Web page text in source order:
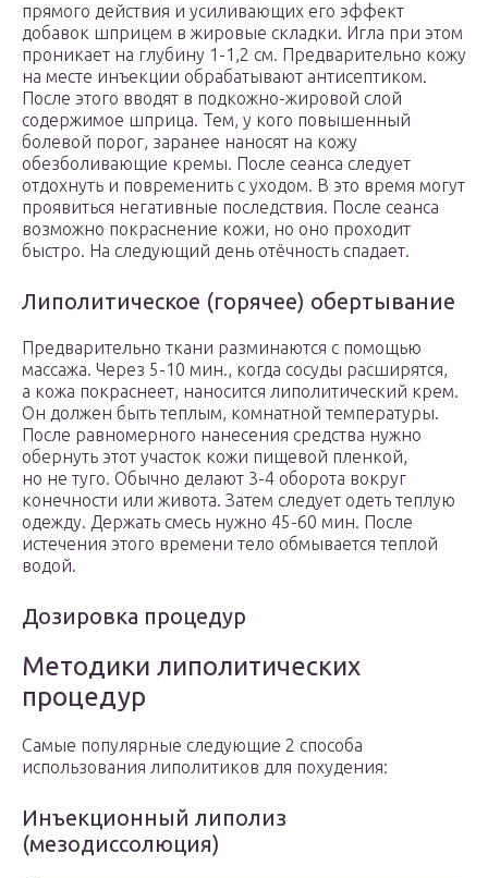
прямого действия и усиливающих его эффект
добавок шприцем в жировые складки. Игла при этом
проникает на глубину 1-1,2 см. Предварительно кожу
на месте инъекции обрабатывают антисептиком.
После этого вводят в подкожно-жировой слой
содержимое шприца. Тем, у кого повышенный
болевой порог, заранее наносят на кожу
обезболивающие кремы. После сеанса следует
отдохнуть и повременить с уходом. В это время могут
проявиться негативные последствия. После сеанса
возможно покраснение кожи, но оно проходит
быстро. На следующий день отёчность спадает.
Липолитическое (горячее) обертывание
Предварительно ткани разминаются с помощью
массажа. Через 5-10 мин., когда сосуды расширятся,
а кожа покраснеет, наносится липолитический крем.
Он должен быть теплым, комнатной температуры.
После равномерного нанесения средства нужно
обернуть этот участок кожи пищевой пленкой,
но не туго. Обычно делают 3-4 оборота вокруг
конечности или живота. Затем следует одеть теплую
одежду. Держать смесь нужно 45-60 мин. После
истечения этого времени тело обмывается теплой
водой.
Дозировка процедур
Методики липолитических
процедур
Самые популярные следующие 2 способа
использования липолитиков для похудения:
Инъекционный липолиз
(мезодиссолюция)